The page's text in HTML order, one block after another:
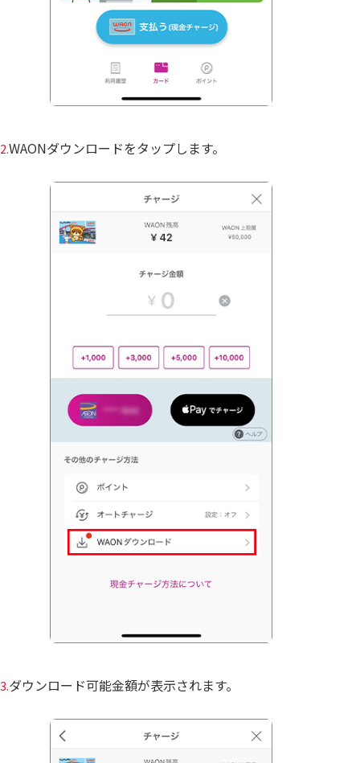
2.WAONダウンロードをタップします。
3.ダウンロード可能金額が表示されます。